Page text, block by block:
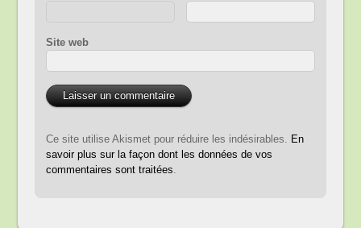
Site web
Ce site utilise Akismet pour réduire les indésirables.
En
savoir plus sur la façon dont les données de vos
commentaires sont traitées